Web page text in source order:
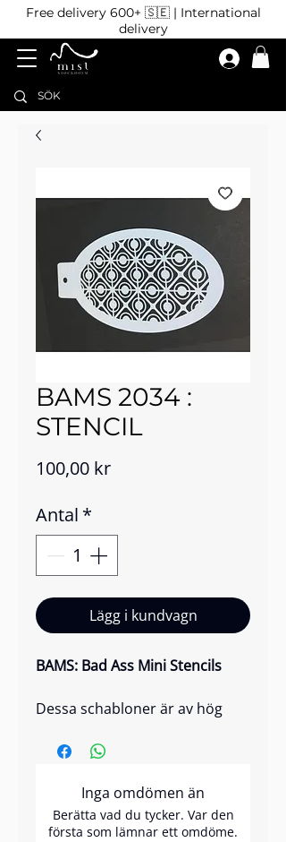
Free delivery 600+ 🇸🇪 | International
delivery
BAMS 2034 :
STENCIL
100,00 krPris
Antal *
Lägg i kundvagn
BAMS: Bad Ass Mini Stencils
Dessa schabloner är av hög
har var och en en unik och
Inga omdömen än
Berätta vad du tycker. Var den
första som lämnar ett omdöme.